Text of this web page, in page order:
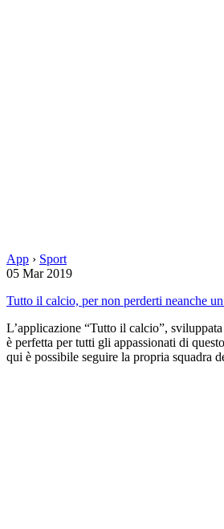
App › Sport
05 Mar 2019
Tutto il calcio, per non perderti neanche
L’applicazione “Tutto il calcio”,
è perfetta per tutti gli appassionati di
qui è possibile seguire la propria squadra